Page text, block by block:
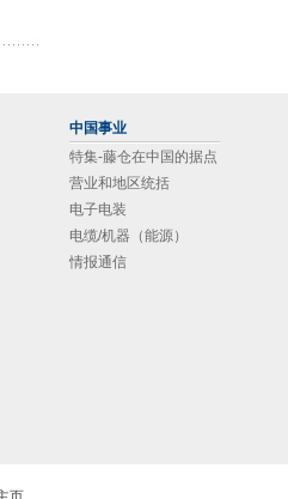
中国事业
特集-藤仓在中国的据点
营业和地区统括
电子电装
电缆/机器（能源）
情报通信